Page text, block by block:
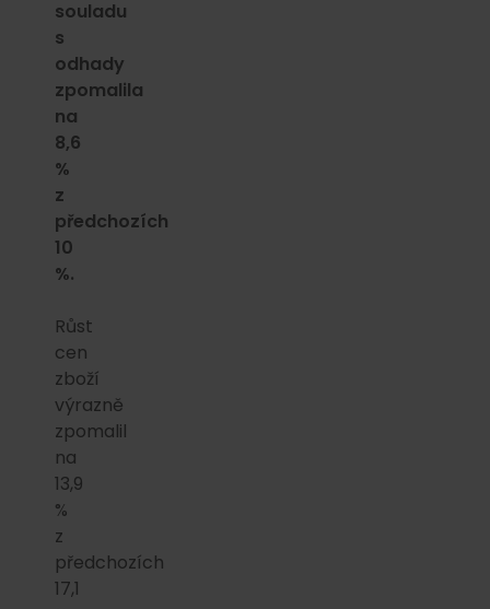
souladu
s
odhady
zpomalila
na
8,6
%
z
předchozích
10
%.
Růst
cen
zboží
výrazně
zpomalil
na
13,9
%
z
předchozích
17,1